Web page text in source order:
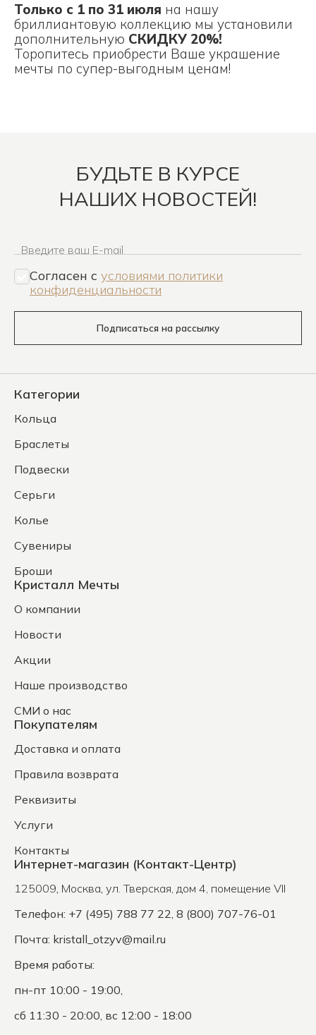
Только с 1 по 31 июля на нашу
бриллиантовую коллекцию мы установили
дополнительную СКИДКУ 20%!
Торопитесь приобрести Ваше украшение
мечты по супер-выгодным ценам!
БУДЬТЕ В КУРСЕ
НАШИХ НОВОСТЕЙ!
Введите ваш E-mail
Согласен c условиями политики
конфиденциальности
Подписаться на рассылку
Категории
Кольца
Браслеты
Подвески
Серьги
Колье
Сувениры
Броши
Кристалл Мечты
О компании
Новости
Акции
Наше производство
СМИ о нас
Покупателям
Доставка и оплата
Правила возврата
Реквизиты
Услуги
Контакты
Интернет-магазин (Контакт-Центр)
125009, Москва, ул. Тверская, дом 4, помещение VII
Телефон: +7 (495) 788 77 22, 8 (800) 707-76-01
Почта: kristall_otzyv@mail.ru
Время работы:
пн-пт 10:00 - 19:00,
сб 11:30 - 20:00, вс 12:00 - 18:00